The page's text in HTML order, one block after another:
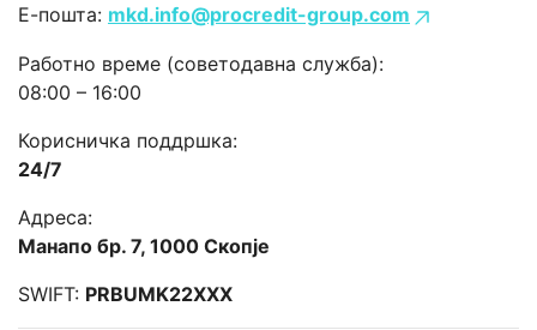
Е-пошта: mkd.info@procredit-group.com
Работно време (советодавна служба):
08:00 – 16:00
Корисничка поддршка:
24/7
Адреса:
Манапо бр. 7, 1000 Скопје
SWIFT: PRBUMK22XXX